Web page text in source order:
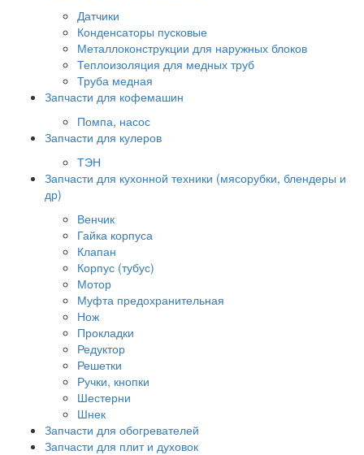
Датчики
Конденсаторы пусковые
Металлоконструкции для наружных блоков
Теплоизоляция для медных труб
Труба медная
Запчасти для кофемашин
Помпа, насос
Запчасти для кулеров
ТЭН
Запчасти для кухонной техники (мясорубки, блендеры и
др)
Венчик
Гайка корпуса
Клапан
Корпус (тубус)
Мотор
Муфта предохранительная
Нож
Прокладки
Редуктор
Решетки
Ручки, кнопки
Шестерни
Шнек
Запчасти для обогревателей
Запчасти для плит и духовок